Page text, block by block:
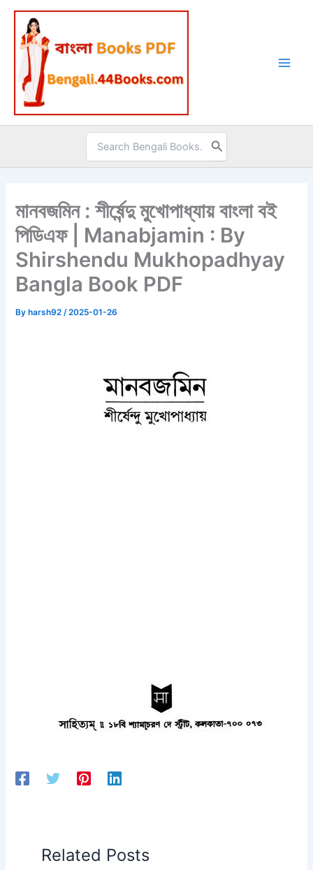
Skip
content
Search
for:
মানবজমিন : শীর্ষেন্দু মুখোপাধ্যায় বাংলা বই
পিডিএফ | Manabjamin : By
Shirshendu Mukhopadhyay
Bangla Book PDF
By harsh92/2025-01-26
Related Posts